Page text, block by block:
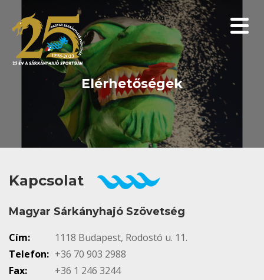
Elérhetőségek
Kapcsolat
Magyar Sárkányhajó Szövetség
Cím:
1118 Budapest, Rodostó u. 11.
Telefon: +36 70 903 2988
Fax:
+36 1 246 3244